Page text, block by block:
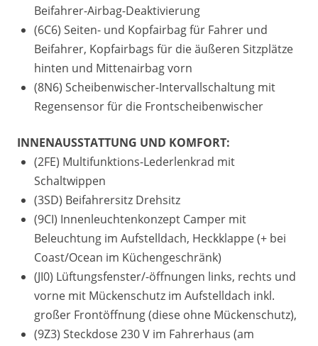
Beifahrer-Airbag-Deaktivierung
(6C6) Seiten- und Kopfairbag für Fahrer und
Beifahrer, Kopfairbags für die äußeren Sitzplätze
hinten und Mittenairbag vorn
(8N6) Scheibenwischer-Intervallschaltung mit
Regensensor für die Frontscheibenwischer
INNENAUSSTATTUNG UND KOMFORT:
(2FE) Multifunktions-Lederlenkrad mit
Schaltwippen
(3SD) Beifahrersitz Drehsitz
(9CI) Innenleuchtenkonzept Camper mit
Beleuchtung im Aufstelldach, Heckklappe (+ bei
Coast/Ocean im Küchengeschränk)
(JI0) Lüftungsfenster/-öffnungen links, rechts und
vorne mit Mückenschutz im Aufstelldach inkl.
großer Frontöffnung (diese ohne Mückenschutz),
(9Z3) Steckdose 230 V im Fahrerhaus (am